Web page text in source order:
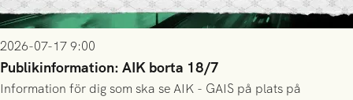
2026-07-17 9:00
Publikinformation: AIK borta 18/7
Information för dig som ska se AIK - GAIS på plats på